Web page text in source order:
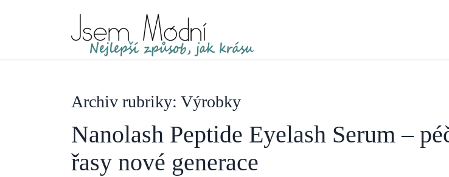
Archiv rubriky: Výrobky
Nanolash Peptide Eyelash Serum –
řasy nové generace